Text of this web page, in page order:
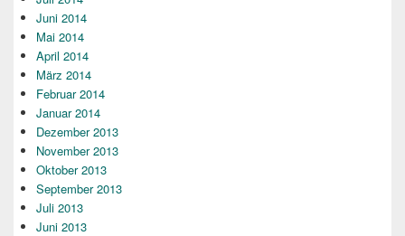
Juni 2014
Mai 2014
April 2014
März 2014
Februar 2014
Januar 2014
Dezember 2013
November 2013
Oktober 2013
September 2013
Juli 2013
Juni 2013